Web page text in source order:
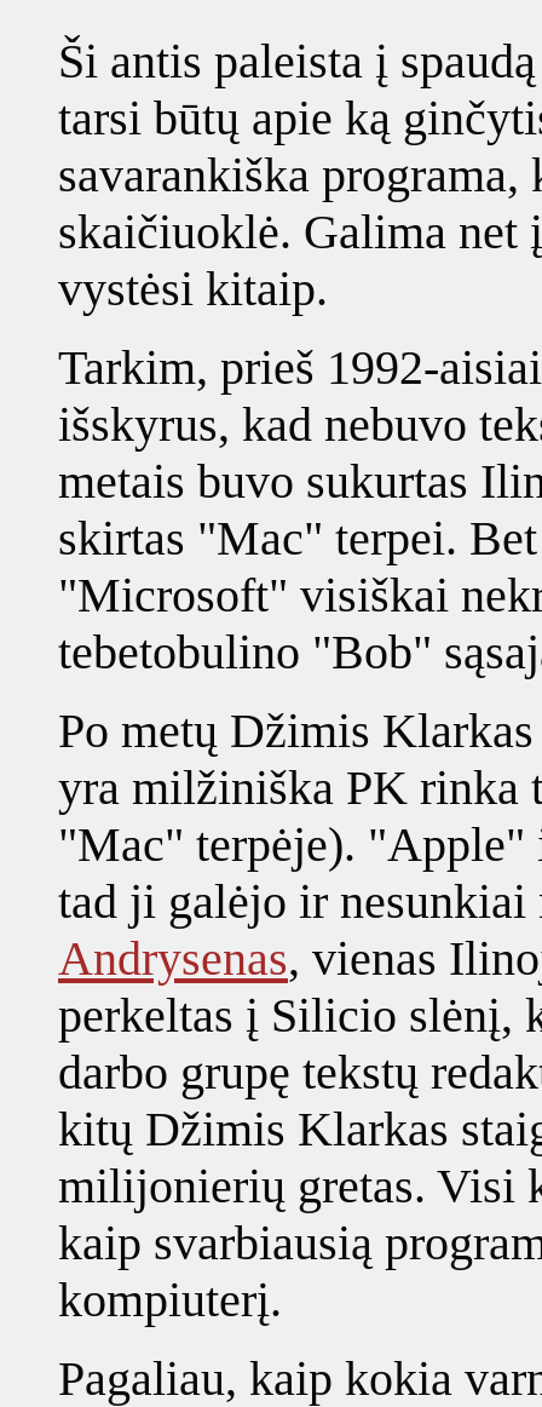
Ši antis paleista į
tarsi būtų apie ką
savarankiška
skaičiuoklė. Galima
vystėsi kitaip.
Tarkim, prieš 1992-
išskyrus, kad nebuvo
metais buvo sukurtas
skirtas "Mac" terpei.
"Microsoft" visiškai
tebetobulino "Bob"
Po metų Džimis
yra milžiniška PK rinka
"Mac" terpėje). "Apple"
tad ji galėjo ir
Andrysenas, vienas
perkeltas į Silicio slėnį,
darbo grupę tekstų
kitų Džimis Klarkas
milijonierių gretas. Visi
kaip svarbiausią
kompiuterį.
Pagaliau, kaip kokia